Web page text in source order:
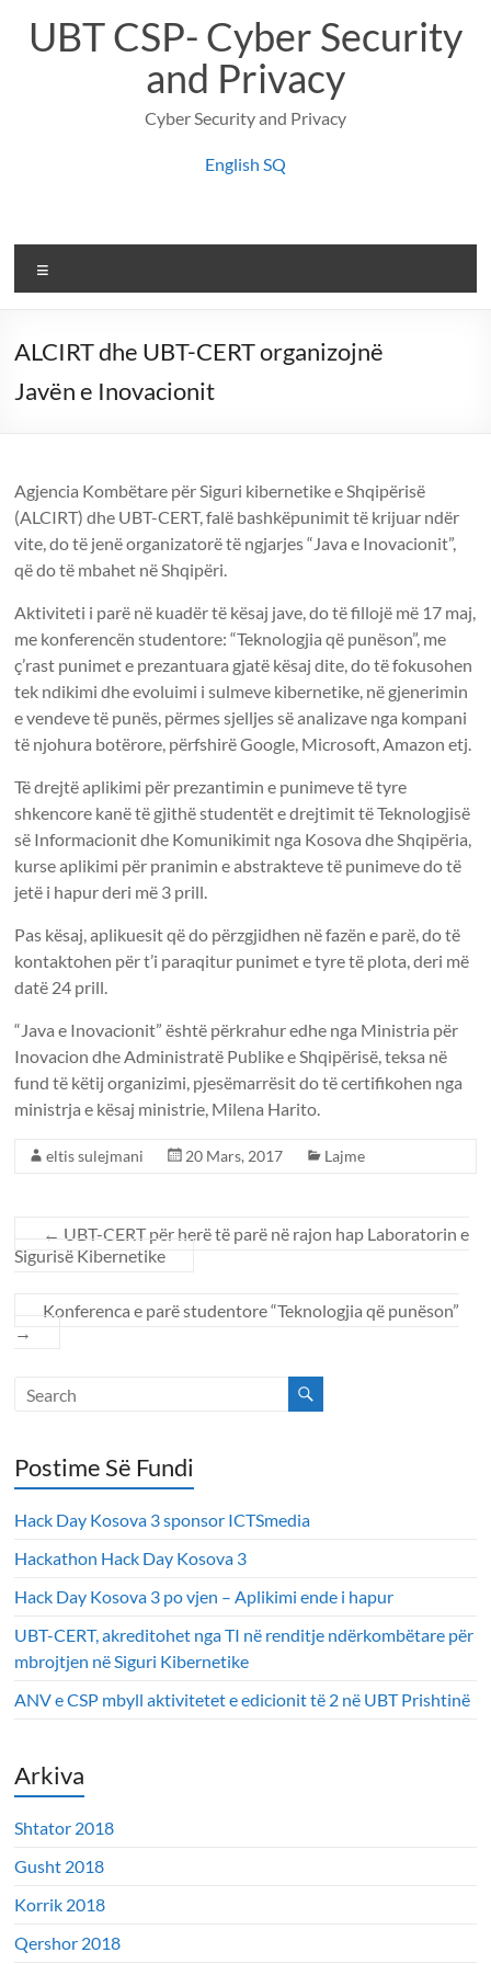
contentUBT CSP- Cyber Security
and Privacy
Cyber Security and Privacy
English SQ
ALCIRT dhe UBT-CERT organizojnë
Javën e Inovacionit
Agjencia Kombëtare për Siguri kibernetike e Shqipërisë
(ALCIRT) dhe UBT-CERT, falë bashkëpunimit të krijuar ndër
vite, do të jenë organizatorë të ngjarjes “Java e Inovacionit”,
që do të mbahet në Shqipëri.
Aktiviteti i parë në kuadër të kësaj jave, do të fillojë më 17 maj,
me konferencën studentore: “Teknologjia që punëson”, me
ç’rast punimet e prezantuara gjatë kësaj dite, do të fokusohen
tek ndikimi dhe evoluimi i sulmeve kibernetike, në gjenerimin
e vendeve të punës, përmes sjelljes së analizave nga kompani
të njohura botërore, përfshirë Google, Microsoft, Amazon etj.
Të drejtë aplikimi për prezantimin e punimeve të tyre
shkencore kanë të gjithë studentët e drejtimit të Teknologjisë
së Informacionit dhe Komunikimit nga Kosova dhe Shqipëria,
kurse aplikimi për pranimin e abstrakteve të punimeve do të
jetë i hapur deri më 3 prill.
Pas kësaj, aplikuesit që do përzgjidhen në fazën e parë, do të
kontaktohen për t’i paraqitur punimet e tyre të plota, deri më
datë 24 prill.
“Java e Inovacionit” është përkrahur edhe nga Ministria për
Inovacion dhe Administratë Publike e Shqipërisë, teksa në
fund të këtij organizimi, pjesëmarrësit do të certifikohen nga
ministrja e kësaj ministrie, Milena Harito.
eltis sulejmani 20 Mars, 2017 Lajme
← UBT-CERT për herë të parë në rajon hap Laboratorin e
Sigurisë Kibernetike
Konferenca e parë studentore “Teknologjia që punëson”
→
Postime Së Fundi
Hack Day Kosova 3 sponsor ICTSmedia
Hackathon Hack Day Kosova 3
Hack Day Kosova 3 po vjen – Aplikimi ende i hapur
UBT-CERT, akreditohet nga TI në renditje ndërkombëtare për
mbrojtjen në Siguri Kibernetike
ANV e CSP mbyll aktivitetet e edicionit të 2 në UBT Prishtinë
Arkiva
Shtator 2018
Gusht 2018
Korrik 2018
Qershor 2018